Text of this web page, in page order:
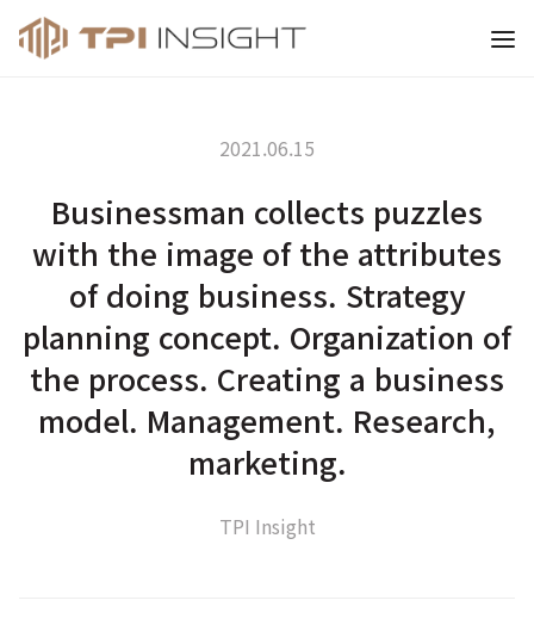
티피아이 인사이트
2021.06.15
Businessman collects puzzles
with the image of the attributes
of doing business. Strategy
planning concept. Organization of
the process. Creating a business
model. Management. Research,
marketing.
TPI Insight